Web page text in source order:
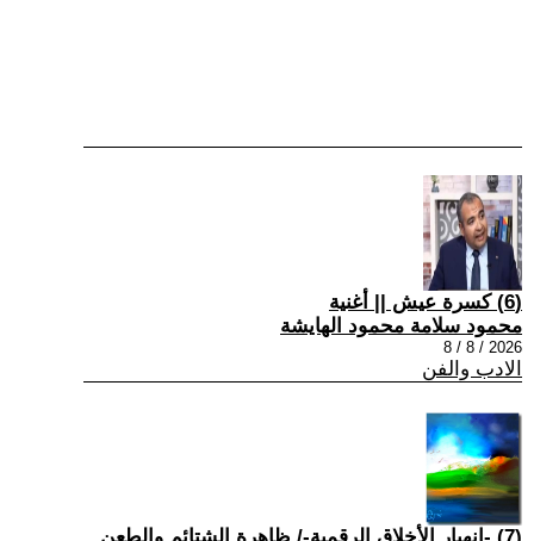
(6) كسرة عيش || أغنية
محمود سلامة محمود الهايشة
2026 / 8 / 8
الادب والفن